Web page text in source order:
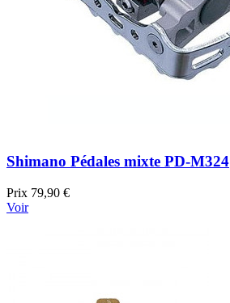
Shimano Pédales mixte PD-M324
Prix 79,90 €
Voir